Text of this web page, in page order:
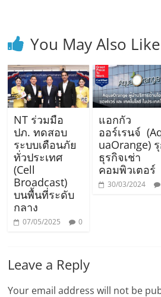
You May Also Like
NT ร่วมมือ
ปภ. ทดสอบ
ระบบเตือนภัย
ทั่วประเทศ
(Cell
Broadcast)
บนพื้นที่ระดับ
กลาง
07/05/2025 0
แอกกัว
ออร์เรนจ์
uaOrange)
ธุรกิจเช่า
คอมพิวเตอร์
30/03/2024
Leave a Reply
Your email address will not be